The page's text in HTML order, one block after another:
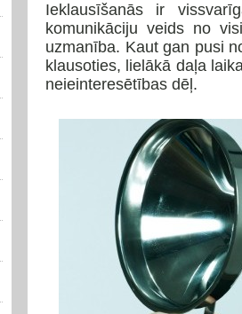
Ieklausīšanās ir
komunikāciju veids no
uzmanība. Kaut gan pusi
klausoties, lielākā daļa
neieinteresētības dēļ.